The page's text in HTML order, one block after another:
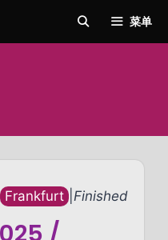
菜单
Frankfurt Finished
/